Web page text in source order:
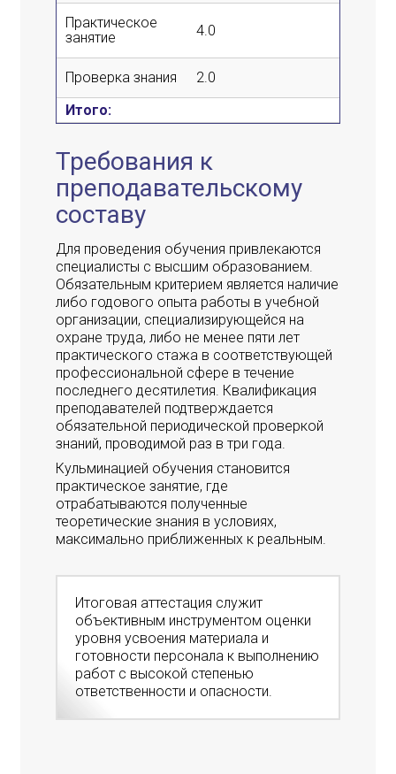
Практическое
занятие
4.0
Проверка знания 2.0
Итого:
Требования к
преподавательскому
составу
Для проведения обучения привлекаются
специалисты с высшим образованием.
Обязательным критерием является наличие
либо годового опыта работы в учебной
организации, специализирующейся на
охране труда, либо не менее пяти лет
практического стажа в соответствующей
профессиональной сфере в течение
последнего десятилетия. Квалификация
преподавателей подтверждается
обязательной периодической проверкой
знаний, проводимой раз в три года.
Кульминацией обучения становится
практическое занятие, где
отрабатываются полученные
теоретические знания в условиях,
максимально приближенных к реальным.
Итоговая аттестация служит
объективным инструментом оценки
уровня усвоения материала и
готовности персонала к выполнению
работ с высокой степенью
ответственности и опасности.